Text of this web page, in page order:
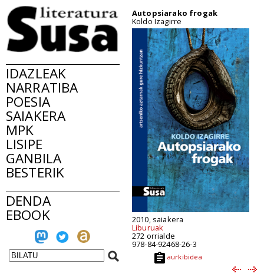
IDAZLEAK
NARRATIBA
POESIA
SAIAKERA
MPK
LISIPE
GANBILA
BESTERIK
DENDA
EBOOK
Autopsiarako frogak
Koldo Izagirre
2010, saiakera
Liburuak
272 orrialde
978-84-92468-26-3
aurkibidea